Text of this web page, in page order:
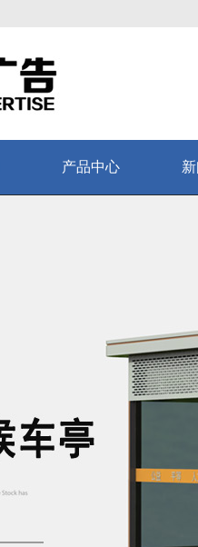
产品中心